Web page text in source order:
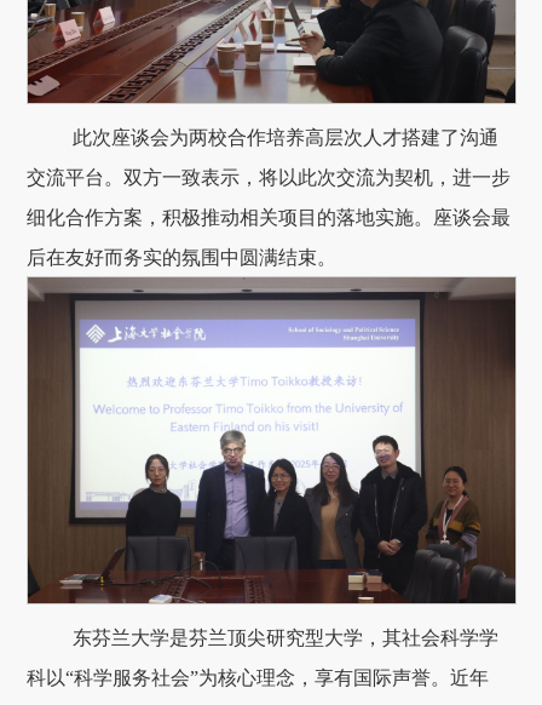
此次座谈会为两校合作培养高层次人才搭建了沟通
交流平台。双方一致表示，将以此次交流为契机，进一步
细化合作方案，积极推动相关项目的落地实施。座谈会最
后在友好而务实的氛围中圆满结束。
东芬兰大学是芬兰顶尖研究型大学，其社会科学学
科以“科学服务社会”为核心理念，享有国际声誉。近年